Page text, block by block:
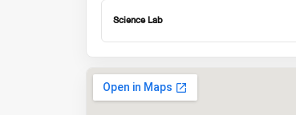
Science Lab